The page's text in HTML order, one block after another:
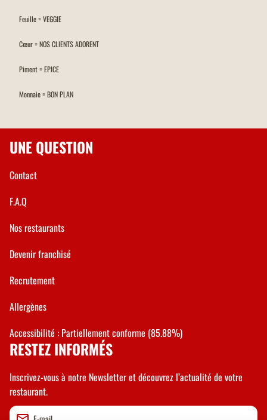
Feuille = VEGGIE
Cœur = NOS CLIENTS ADORENT
Piment = EPICE
Monnaie = BON PLAN
UNE QUESTION
Contact
F.A.Q
Nos restaurants
Devenir franchisé
Recrutement
Allergènes
Accessibilité : Partiellement conforme (85.88%)
RESTEZ INFORMÉS
Inscrivez-vous à notre Newsletter et découvrez l’actualité de votre
restaurant.